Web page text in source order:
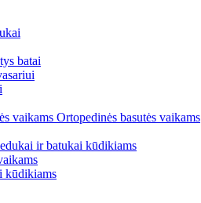
batai
Ortopedinės basutės vaikams
ir batukai kūdikiams
kūdikiams